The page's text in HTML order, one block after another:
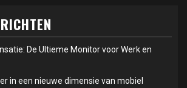
De Ultieme Monitor voor Werk en
in een nieuwe dimensie van mobiel